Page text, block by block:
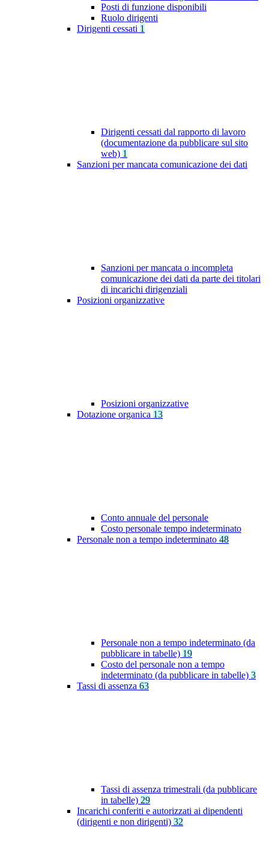
Posti di funzione disponibili
Ruolo dirigenti
Dirigenti cessati 1
Dirigenti cessati dal rapporto di lavoro
(documentazione da pubblicare sul sito
web) 1
Sanzioni per mancata comunicazione dei dati
Sanzioni per mancata o incompleta
comunicazione dei dati da parte dei titolari
di incarichi dirigenziali
Posizioni organizzative
Posizioni organizzative
Dotazione organica 13
Conto annuale del personale
Costo personale tempo indeterminato
Personale non a tempo indeterminato 48
Personale non a tempo indeterminato (da
pubblicare in tabelle) 19
Costo del personale non a tempo
indeterminato (da pubblicare in tabelle) 3
Tassi di assenza 63
Tassi di assenza trimestrali (da pubblicare
in tabelle) 29
Incarichi conferiti e autorizzati ai dipendenti
(dirigenti e non dirigenti) 32